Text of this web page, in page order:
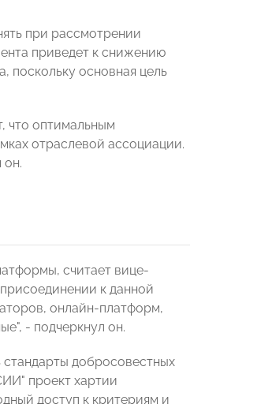
при рассмотрении
приведет к снижению
поскольку основная цель
что оптимальным
отраслевой ассоциации.
он.
считает вице-
к данной
онлайн-платформ,
- подчеркнул он.
добросовестных
проект хартии
доступ к критериям и